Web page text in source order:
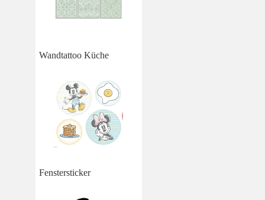
Wandtattoo Küche
Fenstersticker